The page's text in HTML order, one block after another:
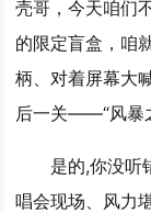
壳哥，今天咱们
的限定盲盒，咱
柄、对着屏幕大
后一关——“风暴
是的,你没听
唱会现场、风力